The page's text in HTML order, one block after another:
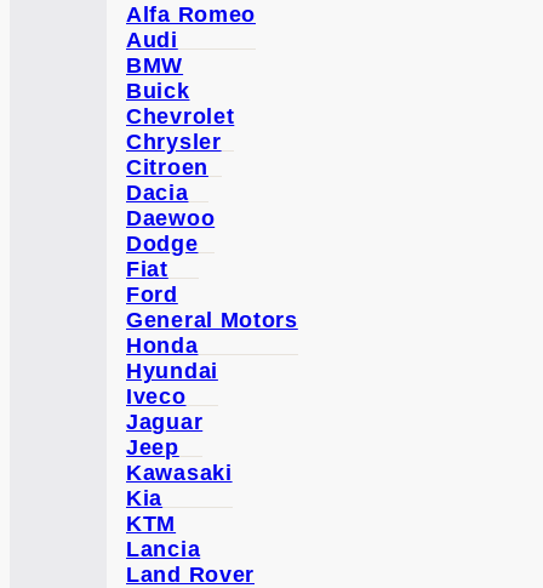
Alfa Romeo
Audi
BMW
Buick
Chevrolet
Chrysler
Citroen
Dacia
Daewoo
Dodge
Fiat
Ford
General Motors
Honda
Hyundai
Iveco
Jaguar
Jeep
Kawasaki
Kia
KTM
Lancia
Land Rover